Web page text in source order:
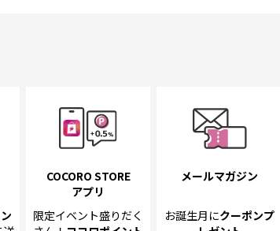
COCORO STORE
アプリ
限定イベント盛りだく
メールマガジン
お誕生月にクーポンプ